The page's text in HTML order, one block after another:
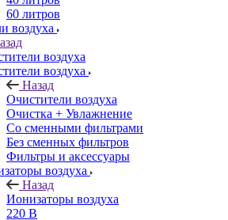
60 литров
воздуха
воздуха
воздуха
Назад
Очистители воздуха
Очистка + Увлажнение
Cо сменными фильтрами
Без сменных фильтров
Фильтры и аксессуары
воздуха
Назад
Ионизаторы воздуха
220 В